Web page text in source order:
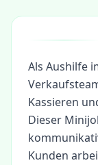
Als Aushilfe
Kassieren
Dieser
Kunden